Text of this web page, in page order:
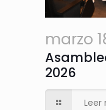
marzo
2026
Leer